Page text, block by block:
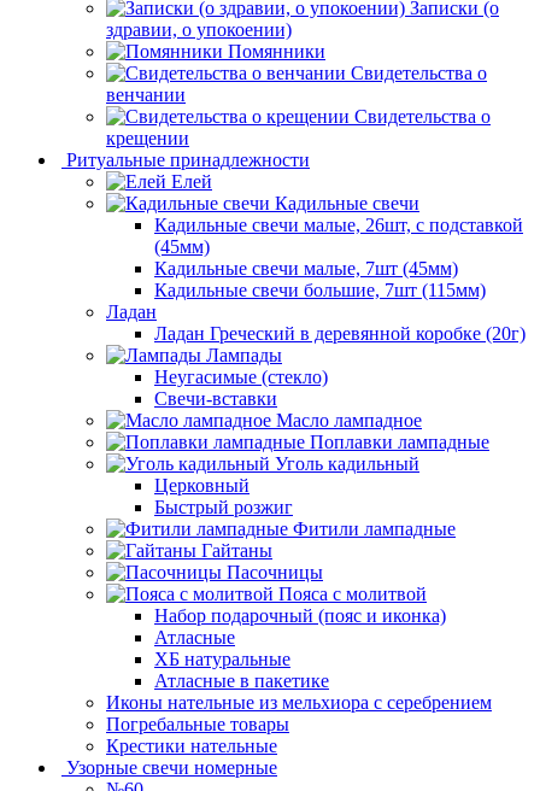
Записки (о
здравии, о упокоении)
Помянники
Свидетельства о
венчании
Свидетельства о
крещении
Ритуальные принадлежности
Елей
Кадильные свечи
Кадильные свечи малые, 26шт, с подставкой
(45мм)
Кадильные свечи малые, 7шт (45мм)
Кадильные свечи большие, 7шт (115мм)
Ладан
Ладан Греческий в деревянной коробке (20г)
Лампады
Неугасимые (стекло)
Свечи-вставки
Масло лампадное
Поплавки лампадные
Уголь кадильный
Церковный
Быстрый розжиг
Фитили лампадные
Гайтаны
Пасочницы
Пояса с молитвой
Набор подарочный (пояс и иконка)
Атласные
ХБ натуральные
Атласные в пакетике
Иконы нательные из мельхиора с серебрением
Погребальные товары
Крестики нательные
Узорные свечи номерные